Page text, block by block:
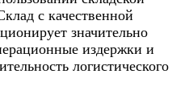
с качественной
значительно
издержки и
логистического